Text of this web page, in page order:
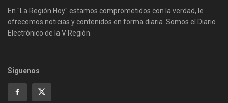
En "La Región Hoy" estamos comprometidos con la verdad, le
ofrecemos noticias y contenidos en forma diaria. Somos el Diario
Electrónico de la V Región.
Siguenos